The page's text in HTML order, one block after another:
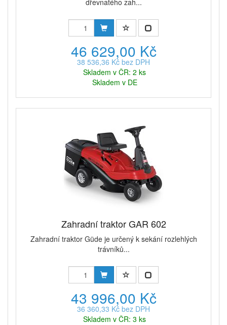
dřevnatého zah...
46 629,00 Kč
38 536,36 Kč bez DPH
Skladem v ČR: 2 ks
Skladem v DE
Zahradní traktor GAR 602
Zahradní traktor Güde je určený k sekání rozlehlých
trávníků...
43 996,00 Kč
36 360,33 Kč bez DPH
Skladem v ČR: 3 ks